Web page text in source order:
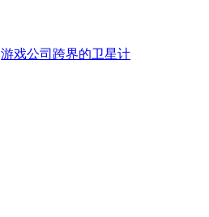
游戏公司跨界的卫星计